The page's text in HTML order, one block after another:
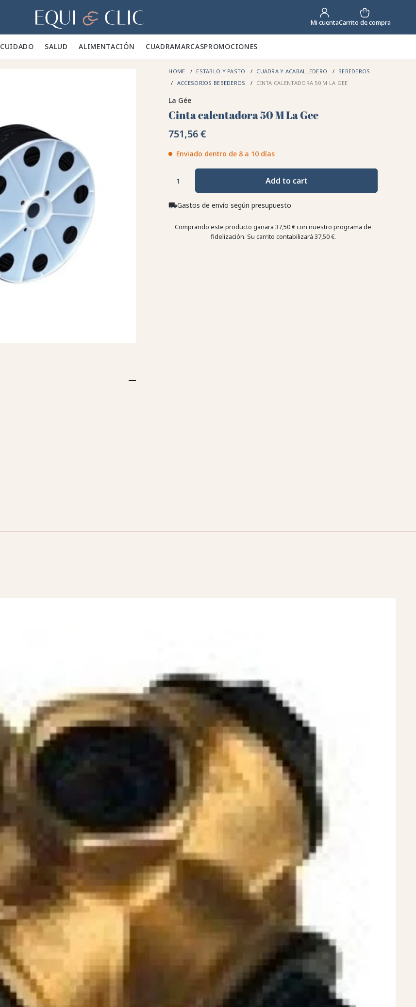
Hogar Mi cuentaCarrito de compra
CUIDADO 🪮 SALUD ✨ALIMENTACIÓN 🥕 CUADRAMARCASPROMOCIONES
HOME ESTABLO Y PASTO CUADRA Y ACABALLEDERO
BEBEDEROS
ACCESORIOS BEBEDEROS
CINTA CALENTADORA 50 M LA GEE
La Gée
Cinta calentadora 50 M La Gee
751,56 €
Enviado dentro de 8 a 10 días
Add to cart
local_shippingGastos de envío según presupuesto
Comprando este producto ganara37,50 €con nuestro programa de
fidelización. Su carrito contabilizará 37,50 €.